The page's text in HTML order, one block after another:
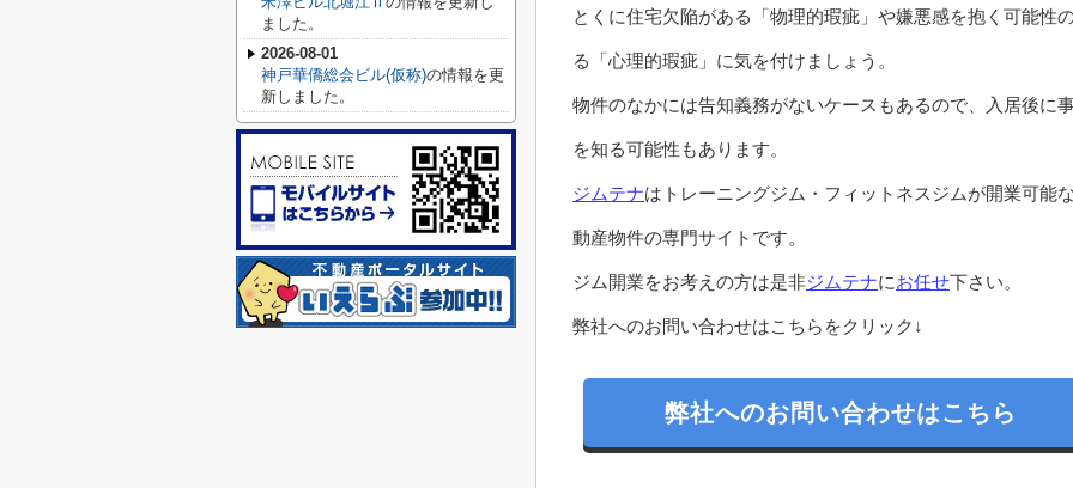
とくに住宅欠陥がある「物理的瑕疵」や嫌悪感を抱く可能性
る「心理的瑕疵」に気を付けましょう。
物件のなかには告知義務がないケースもあるので、入居後に
を知る可能性もあります。
ジムテナはトレーニングジム・フィットネスジムが開業可能
動産物件の専門サイトです。
ジム開業をお考えの方は是非ジムテナにお任せ下さい。
弊社へのお問い合わせはこちらをクリック↓
弊社へのお問い合わせはこちら
ました。
2026-08-01
神戸華僑総会ビル(仮称)の情報を更
新しました。